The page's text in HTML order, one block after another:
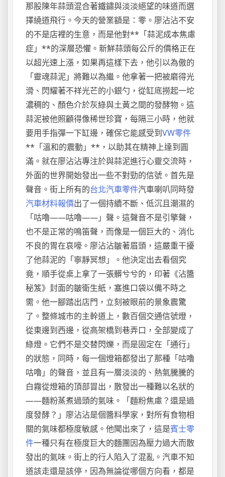
那股陳年蒜頭混合著鐵鏽與淡淡絕望的味道而選
擇繞道飛行。今天的營業額是：零。廖沾沾不安
的不是店裡的生意，而是他對**「蒜泥成本焦慮
症」**的深層恐懼。新鮮蒜頭每公斤的價格正在
以超光速上漲，如果再這樣下去，他引以為傲的
「靈魂蒜泥」將難以為繼。他拿著一把被磨得光
滑、閃耀著不祥光芒的小銀勺，從缸底撈起一坨
濃稠的、顏色介於灰綠與土黃之間的發酵物。這
蒜泥被他照顧得像稀世珍寶，每隔三小時，他就
要用手指彈一下缸邊，確保它能感受到VW零件
**「溫和的震動」**，以助其在精神上達到圓
滿。就在廖沾沾專注於與蒜泥進行心靈交流時，
外面的世界開始發出一些不對勁的信號。首先是
聲音。街上所有的台北汽車零件汽車喇叭同時發
汽車材料報價出了一個持續不斷、低沉且潮濕的
「咕嚕——咕嚕——」聲。這聲音不是引擎聲，
也不是正常的鳴笛聲，而像是一個巨大的、消化
不良的胃在哀嚎。廖沾沾皺著眉頭，這嚴重干擾
了他蒜泥的「寧靜冥想」。他決定出去看個究
竟，順手從桌上拿了一張髒兮兮的，印著《沾醬
秘笈》封面的皺衛生紙，塞進口袋以備不時之
需。他一腳踏出店門，立刻被眼前的景象震驚
了。整條城市的主幹道上，數百個交通信號燈，
從東邊到西邊，從高架橋到巷弄口，全部變成了
綠燈。它們不是交替閃爍，而是固定在「通行」
的狀態，同時，每一個燈箱都發出了那種「咕嚕
咕嚕」的聲音，並且有一層淡淡的、熱氣騰騰的
白霧從燈箱的頂部冒出，散發出一種難以名狀的
——麵粉蒸煮過頭的氣味。「麵粉焦慮？還是過
度發酵？」廖沾沾是個醬料學家，對所有食物相
關的氣味都極度敏感。他聞出來了，這是賓士零
件一種只有在極度巨大的麵團因為壓力過大而散
發出的氣味。街上的行人陷入了混亂。汽車不知
道該走還是該停，因為無論從哪個方向看，都是